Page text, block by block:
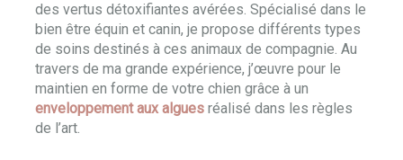
des vertus détoxifiantes avérées. Spécialisé dans le
bien être équin et canin, je propose différents types
de soins destinés à ces animaux de compagnie. Au
travers de ma grande expérience, j’œuvre pour le
maintien en forme de votre chien grâce à un
enveloppement aux algues réalisé dans les règles
de l’art.